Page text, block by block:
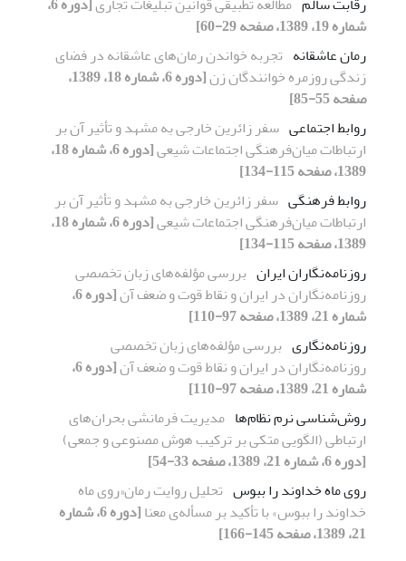
شماره 19، 1389، صفحه 29-60]
رمان عاشقانه تجربه خواندن رمان‌های عاشقانه در فضای
زندگی روزمره خوانندگان زن
[دوره 6، شماره 18، 1389،
صفحه 55-85]
روابط اجتماعی سفر زائرین خارجی به مشهد و تأثیر آن بر
ارتباطات میان‌فرهنگی اجتماعات شیعی
[دوره 6، شماره 18،
1389، صفحه 115-134]
روابط فرهنگی سفر زائرین خارجی به مشهد و تأثیر آن بر
ارتباطات میان‌فرهنگی اجتماعات شیعی
[دوره 6، شماره 18،
1389، صفحه 115-134]
روزنامه‌نگاران ایران بررسی مؤلفه‌های زبان تخصصی
روزنامه‌نگاران در ایران و نقاط قوت و ضعف آن
[دوره 6،
شماره 21، 1389، صفحه 97-110]
روزنامه‌نگاری بررسی مؤلفه‌های زبان تخصصی
روزنامه‌نگاران در ایران و نقاط قوت و ضعف آن
[دوره 6،
شماره 21، 1389، صفحه 97-110]
روش‌شناسی نرم نظام‌ها مدیریت فرمانشی بحران‌های
ارتباطی (الگویی متکی بر ترکیب هوش مصنوعی و جمعی)
[دوره 6، شماره 21، 1389، صفحه 33-54]
روی ماه خداوند را ببوس تحلیل روایت رمان«روی ماه
خداوند را ببوس» با تأکید بر مسأله‌ی معنا
[دوره 6، شماره
21، 1389، صفحه 145-166]